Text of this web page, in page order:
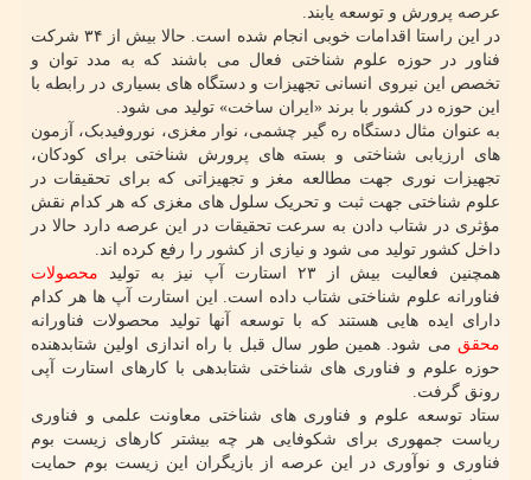
عرصه پرورش و توسعه یابند.
در این راستا اقدامات خوبی انجام شده است. حالا بیش از ۳۴ شرکت
فناور در حوزه علوم شناختی فعال می باشند که به مدد توان و
تخصص این نیروی انسانی تجهیزات و دستگاه های بسیاری در رابطه با
این حوزه در کشور با برند «ایران ساخت» تولید می شود.
به عنوان مثال دستگاه ره گیر چشمی، نوار مغزی، نوروفیدبک، آزمون
های ارزیابی شناختی و بسته های پرورش شناختی برای کودکان،
تجهیزات نوری جهت مطالعه مغز و تجهیزاتی که برای تحقیقات در
علوم شناختی جهت ثبت و تحریک سلول های مغزی که هر کدام نقش
مؤثری در شتاب دادن به سرعت تحقیقات در این عرصه دارد حالا در
داخل کشور تولید می شود و نیازی از کشور را رفع کرده اند.
همچنین فعالیت بیش از ۲۳ استارت آپ نیز به تولید
محصولات
فناورانه علوم شناختی شتاب داده است. این استارت آپ ها هر کدام
دارای ایده هایی هستند که با توسعه آنها تولید محصولات فناورانه
محقق می شود. همین طور سال قبل با راه اندازی اولین شتابدهنده
حوزه علوم و فناوری های شناختی شتابدهی با کارهای استارت آپی
رونق گرفت.
ستاد توسعه علوم و فناوری های شناختی معاونت علمی و فناوری
ریاست جمهوری برای شکوفایی هر چه بیشتر کارهای زیست بوم
فناوری و نوآوری در این عرصه از بازیگران این زیست بوم حمایت